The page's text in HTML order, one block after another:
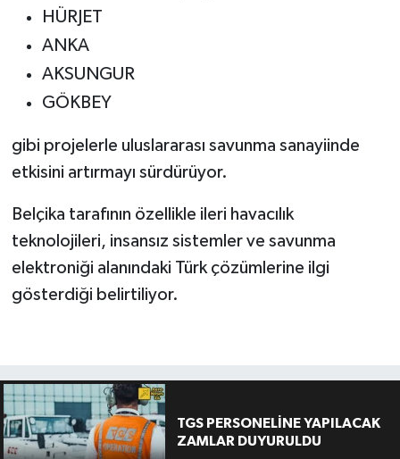
HÜRJET
ANKA
AKSUNGUR
GÖKBEY
gibi projelerle uluslararası savunma sanayiinde
etkisini artırmayı sürdürüyor.
Belçika tarafının özellikle ileri havacılık
teknolojileri, insansız sistemler ve savunma
elektroniği alanındaki Türk çözümlerine ilgi
gösterdiği belirtiliyor.
TGS PERSONELİNE YAPILACAK
ZAMLAR DUYURULDU